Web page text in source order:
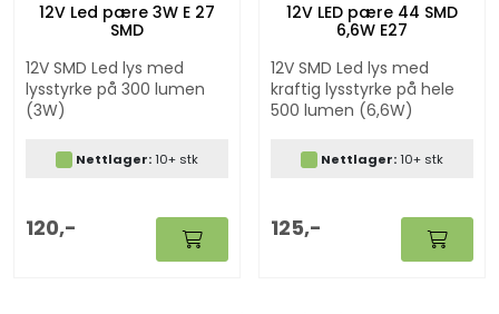
12V Led pære 3W E 27
SMD
12V SMD Led lys med
lysstyrke på 300 lumen
(3W)
Nettlager:10+ stk
120,-
12V LED pære 44 SMD
6,6W E27
12V SMD Led lys med
kraftig lysstyrke på hele
500 lumen (6,6W)
Nettlager:10+ stk
125,-